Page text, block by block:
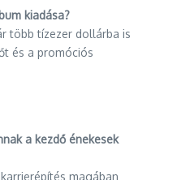
kiadása?
több tízezer dollárba is
és a promóciós
a kezdő énekesek
magában